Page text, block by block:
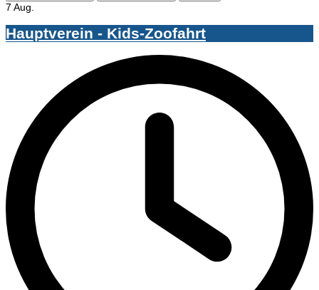
7 Aug.
Hauptverein - Kids-Zoofahrt